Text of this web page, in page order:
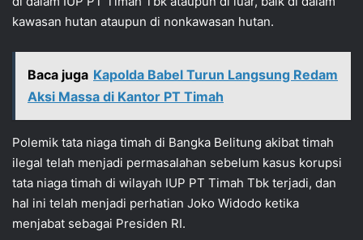
kawasan hutan ataupun di nonkawasan hutan.
Baca juga Kapolda Babel Turun Langsung Redam
Aksi Massa di Kantor PT Timah
Polemik tata niaga timah di Bangka Belitung akibat timah
ilegal telah menjadi permasalahan sebelum kasus korupsi
tata niaga timah di wilayah IUP PT Timah Tbk terjadi, dan
hal ini telah menjadi perhatian Joko Widodo ketika
menjabat sebagai Presiden RI.